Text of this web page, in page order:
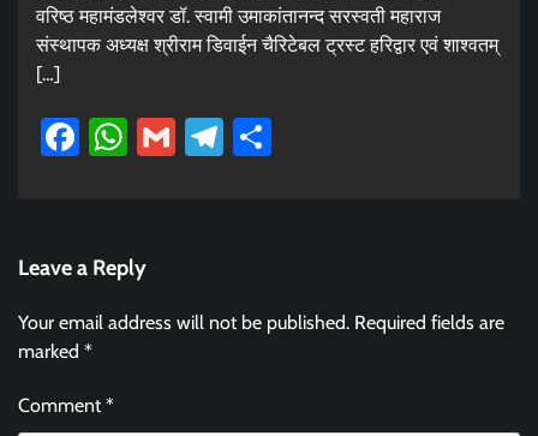
वरिष्ठ महामंडलेश्वर डॉ. स्वामी उमाकांतानन्द सरस्वती महाराज
संस्थापक अध्यक्ष श्रीराम डिवाईन चैरिटेबल ट्रस्ट हरिद्वार एवं शाश्वतम्
[…]
Facebook
WhatsApp
GmailTelegram
Leave a Reply
Your email address will not be published. Required fields are
marked *
Comment*